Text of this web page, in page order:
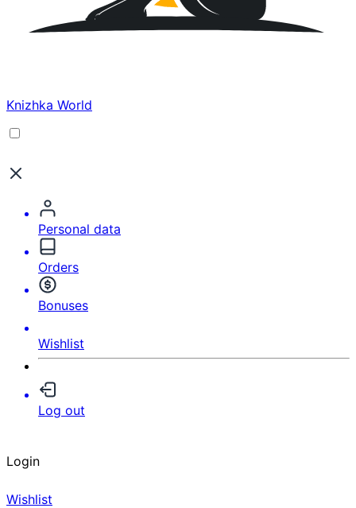
Knizhka World
Personal data
Orders
Bonuses
Wishlist
Log out
Login
Wishlist